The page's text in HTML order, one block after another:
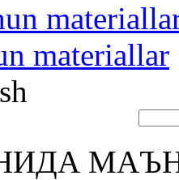
materiallar